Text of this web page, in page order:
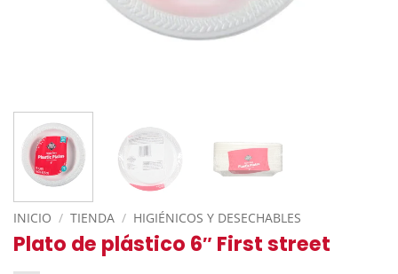
INICIO / TIENDA / HIGIÉNICOS Y DESECHABLES
Plato de plástico 6″ First street